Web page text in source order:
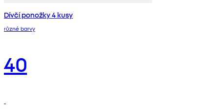
Dívčí ponožky 4 kusy
různé barvy
40